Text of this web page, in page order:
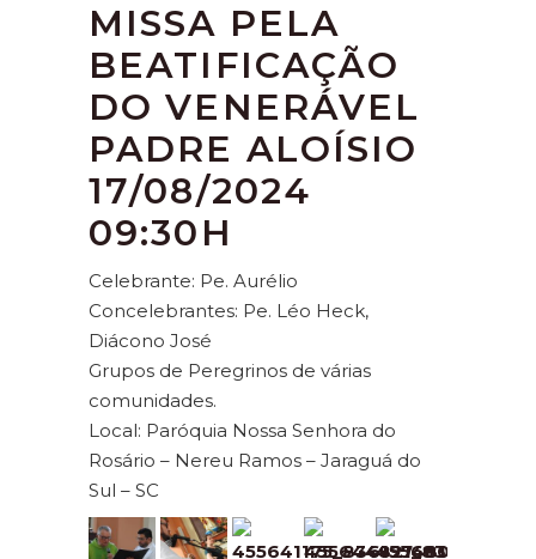
MISSA PELA
BEATIFICAÇÃO
DO VENERÁVEL
PADRE ALOÍSIO
17/08/2024
09:30H
Celebrante: Pe. Aurélio
Concelebrantes: Pe. Léo Heck,
Diácono José
Grupos de Peregrinos de várias
comunidades.
Local: Paróquia Nossa Senhora do
Rosário – Nereu Ramos – Jaraguá do
Sul – SC